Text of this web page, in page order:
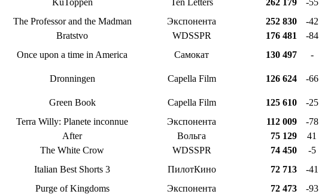
The Professor and the Madman Экспонента 252 830 -42
Bratstvo WDSSPR 176 481 -84
Once upon a time in America Самокат 130 497 -
Dronningen Capella Film 126 624 -66
Green Book Capella Film 125 610 -25
Terra Willy: Planete inconnue Экспонента 112 009 -78
After Вольга 75 129 41
The White Crow WDSSPR 74 450 -5
Italian Best Shorts 3 ПилотКино 72 713 -41
Purge of Kingdoms Экспонента 72 473 -93